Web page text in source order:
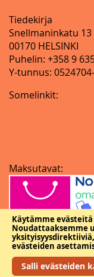
Käytämme
Noudattaaksemme
evästeiden
Salli evästeiden
Tiedekirja
Snellmaninkatu 13
00170 HELSINKI
Puhelin: +358 9
Y-tunnus:
Somelinkit:
Maksutavat:
Copyright ©